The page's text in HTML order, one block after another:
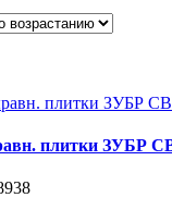
плитки ЗУБР